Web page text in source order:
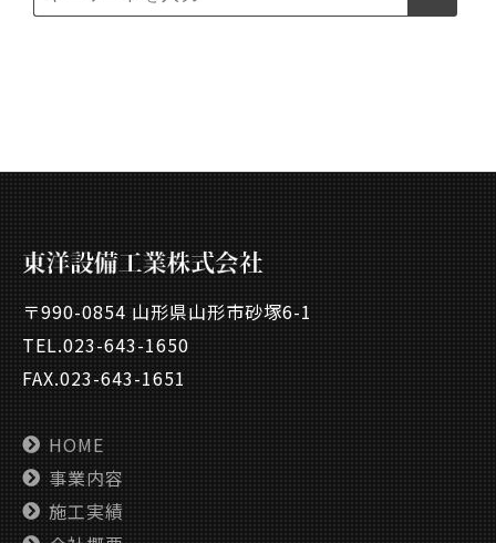
〒990-0854 山形県山形市砂塚6-1
TEL.023-643-1650
FAX.023-643-1651
HOME
事業内容
施工実績